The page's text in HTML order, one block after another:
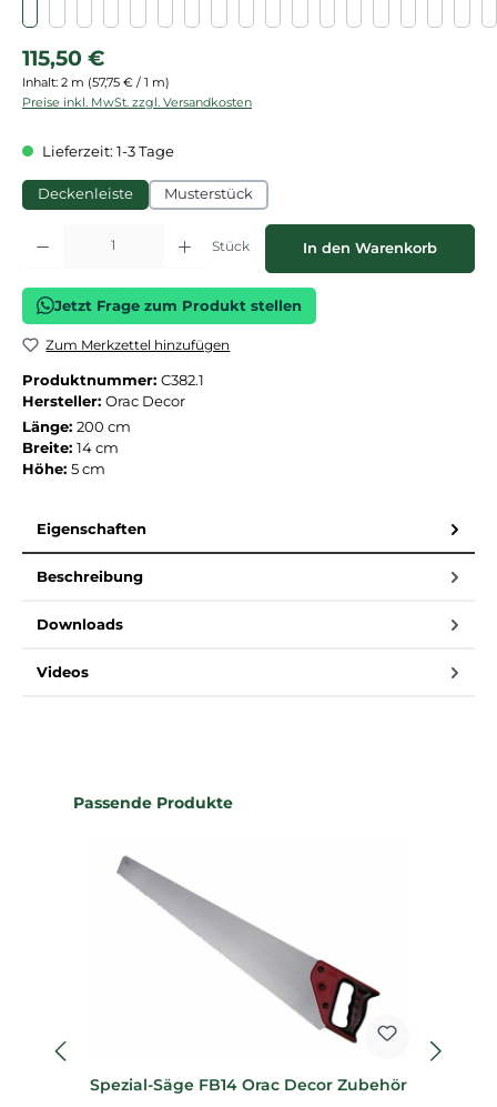
Regulärer Preis:
115,50 €
Inhalt: 2 m (57,75 € / 1 m)
Preise inkl. MwSt. zzgl. Versandkosten
Lieferzeit: 1-3 Tage
Deckenleiste Musterstück
Produkt Anzahl: Gib den gewünschten Wert ein oder benutze die
Stück In den Warenkorb
Jetzt Frage zum Produkt stellen
Zum Merkzettel hinzufügen
Produktnummer: C382.1
Hersteller: Orac Decor
Länge: 200 cm
Breite: 14 cm
Höhe: 5 cm
Eigenschaften
Beschreibung
Downloads
Videos
Produktgalerie überspringen
Passende Produkte
Spezial-Säge FB14 Orac Decor Zubehör